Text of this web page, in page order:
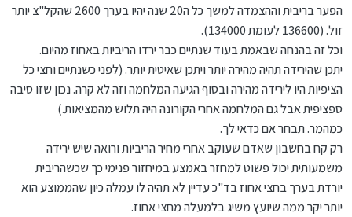
הפער בריבית וההצמדה למשך כל ה20 שנה יהיו בערך 2600 שהקל"צ יותר
זול. (136600 לעומת 134000).
וכל זה בהנחה שבאמת בעוד שנתיים כבר ירדו הריביות באחוז מהיום.
יתכן שהירידה תהיה מהירה יותר ויתכן שאיטית יותר. (לפני כשנתיים וחצי כל
הציפיות היו לירידה מהירה ובסוף הגיעה המלחמה וזה לא קרה. נכון שזו סיבה
ספציפית אבל גם המלחמה אחרי הקורונה היה תלוש מהמציאות.)
כמהמר. תבחר אם כדאי לך.
רק קח בחשבון שאדם שעוקב אחרי מחיר הריביות ורואה שיש ירידה
משמעותית יכול פשוט למחזר באמצע במיחזור פנימי כך שכשהריבית
יורדת בערך בחצי אחוז בד"כ עדיין לא תהיה לו עמלה כיון שהממוצע הוא
יותר יקר ממה שיועץ משיג בלמעלה מחצי אחוז.